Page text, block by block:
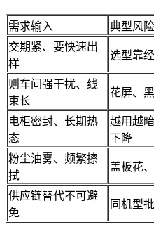
需求输入 典型风险
交期紧、要快速出
样
选型靠
则车间强干扰、线
束长
花屏、
电柜密封、长期热
态
越用越
下降
粉尘油雾、频繁擦
拭
盖板花
供应链替代不可避
免
同机型